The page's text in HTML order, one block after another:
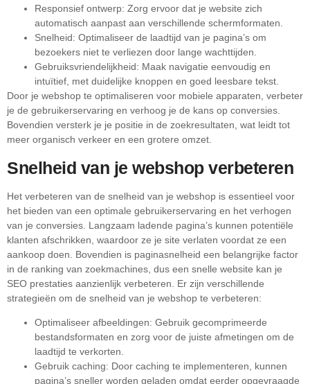
Responsief ontwerp: Zorg ervoor dat je website zich
automatisch aanpast aan verschillende schermformaten.
Snelheid: Optimaliseer de laadtijd van je pagina’s om
bezoekers niet te verliezen door lange wachttijden.
Gebruiksvriendelijkheid: Maak navigatie eenvoudig en
intuïtief, met duidelijke knoppen en goed leesbare tekst.
Door je webshop te optimaliseren voor mobiele apparaten, verbeter
je de gebruikerservaring en verhoog je de kans op conversies.
Bovendien versterk je je positie in de zoekresultaten, wat leidt tot
meer organisch verkeer en een grotere omzet.
Snelheid van je webshop verbeteren
Het verbeteren van de snelheid van je webshop is essentieel voor
het bieden van een optimale gebruikerservaring en het verhogen
van je conversies. Langzaam ladende pagina’s kunnen potentiële
klanten afschrikken, waardoor ze je site verlaten voordat ze een
aankoop doen. Bovendien is paginasnelheid een belangrijke factor
in de ranking van zoekmachines, dus een snelle website kan je
SEO prestaties aanzienlijk verbeteren. Er zijn verschillende
strategieën om de snelheid van je webshop te verbeteren:
Optimaliseer afbeeldingen: Gebruik gecomprimeerde
bestandsformaten en zorg voor de juiste afmetingen om de
laadtijd te verkorten.
Gebruik caching: Door caching te implementeren, kunnen
pagina’s sneller worden geladen omdat eerder opgevraagde